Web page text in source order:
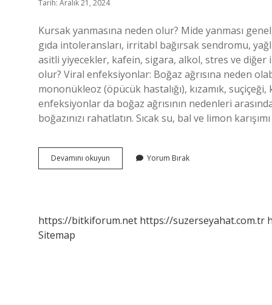
Tarih: Aralık 21, 2024
Kursak yanmasına neden olur? Mide yanması
gıda intoleransları, irritabl bağırsak sendromu,
asitli yiyecekler, kafein, sigara, alkol, stres ve diğer
olur? Viral enfeksiyonlar: Boğaz ağrısına neden
mononükleoz (öpücük hastalığı), kızamık,
enfeksiyonlar da boğaz ağrısının nedenleri
boğazınızı rahatlatın. Sıcak su, bal ve limon
Devamını okuyun
Yanması
Yorum Bırak
https://bitkiforum.net https://suzerseyahat.com.tr
Sitemap